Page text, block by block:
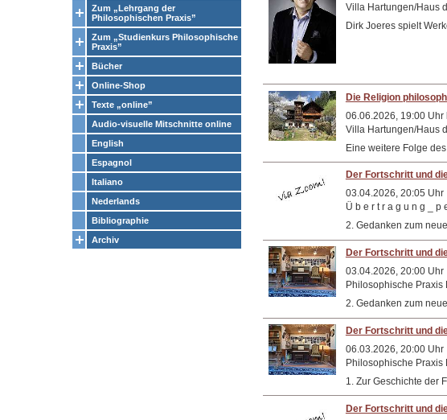
Zum „Lehrgang der
Philosophischen Praxis”
Zum „Studienkurs Philosophische
Praxis”
Bücher
Online-Shop
Texte „online”
Audio-visuelle Mitschnitte online
English
Espagnol
Italiano
Nederlands
Bibliographie
Archiv
Villa Hartungen/Haus
Dirk Joeres spielt
Die Religion
06.06.2026, 19:00 Uhr
Villa Hartungen/Haus
Eine weitere Folge
Der Fortschritt und
03.04.2026, 20:05 Uhr
Ü b e r t r a g u n g _ p
2. Gedanken zum
Der Fortschritt und
03.04.2026, 20:00 Uhr
Philosophische Praxis
2. Gedanken zum
Der Fortschritt und
06.03.2026, 20:00 Uhr
Philosophische Praxis
1. Zur Geschichte der
Der Fortschritt und